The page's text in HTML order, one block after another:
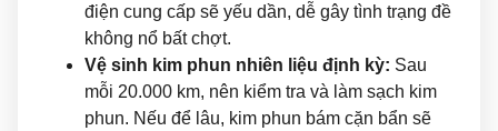
điện cung cấp sẽ yếu dần, dễ gây tình trạng đề
không nổ bất chợt.
Vệ sinh kim phun nhiên liệu định kỳ: Sau
mỗi 20.000 km, nên kiểm tra và làm sạch kim
phun. Nếu để lâu, kim phun bám cặn bẩn sẽ